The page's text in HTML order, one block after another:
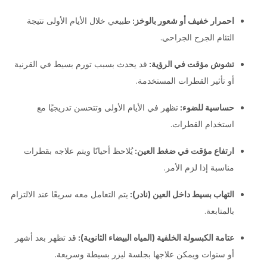
احمرار خفيف أو شعور بالوخز: طبيعي خلال الأيام الأولى نتيجة
التئام الجرح الجراحي.
تشوش مؤقت في الرؤية: قد يحدث بسبب تورم بسيط في القرنية
أو تأثير القطرات المستخدمة.
حساسية للضوء: تظهر في الأيام الأولى وتتحسن تدريجيًا مع
استخدام القطرات.
ارتفاع مؤقت في ضغط العين:يُلاحظ أحيانًا ويتم علاجه بقطرات
مناسبة إذا لزم الأمر.
التهاب بسيط داخل العين (نادر): يتم التعامل معه سريعًا عند الالتزام
بالمتابعة.
عتامة الكبسولة الخلفية (المياه البيضاء الثانوية): قد تظهر بعد أشهر
أو سنوات ويمكن علاجها بجلسة ليزر بسيطة وسريعة.